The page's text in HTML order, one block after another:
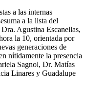
a las internas
a la lista del
Agustina Escanellas,
la 10, orientada por
generaciones de
nítidamente la presencia
Sagnol, Dr. Matías
Linares y Guadalupe